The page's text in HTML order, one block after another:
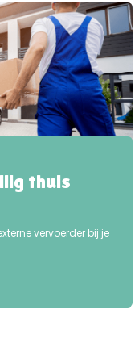
thuis
vervoerder bij je